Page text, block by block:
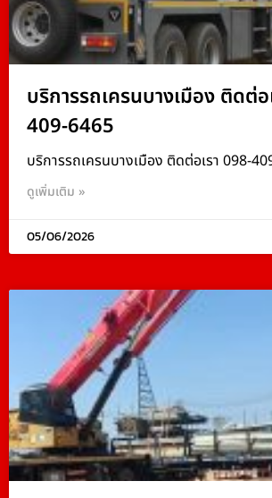
บริการรถเครนบางเมือง ติดต่อ
409-6465
บริการรถเครนบางเมือง ติดต่อเรา 098-
ดูเพิ่มเติม »
05/06/2026